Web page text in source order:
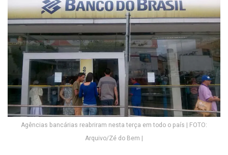
Agências bancárias reabriram nesta terça em todo o país | FOTO:
Arquivo/Zé do Bem |